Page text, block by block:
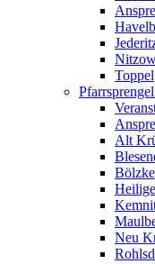
Toppel
Alt
Bölzke
Neu